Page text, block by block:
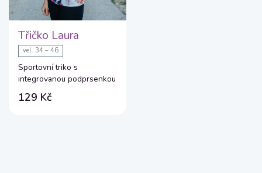
Třičko Laura
vel. 34 – 46
Sportovní triko s
integrovanou podprsenkou
129 Kč